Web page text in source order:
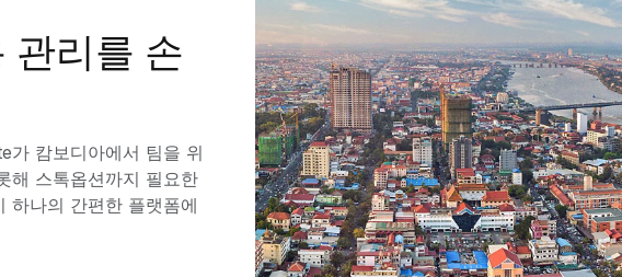
관리를 손
가 캄보디아에서 팀을 위
해 스톡옵션까지 필요한
하나의 간편한 플랫폼에